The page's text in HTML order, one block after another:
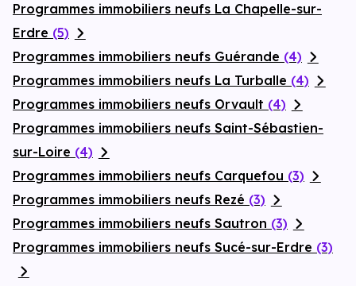
Programmes immobiliers neufs La Chapelle-sur-
Erdre (5)
Programmes immobiliers neufs Guérande (4)
Programmes immobiliers neufs La Turballe (4)
Programmes immobiliers neufs Orvault (4)
Programmes immobiliers neufs Saint-Sébastien-
sur-Loire (4)
Programmes immobiliers neufs Carquefou (3)
Programmes immobiliers neufs Rezé (3)
Programmes immobiliers neufs Sautron (3)
Programmes immobiliers neufs Sucé-sur-Erdre (3)